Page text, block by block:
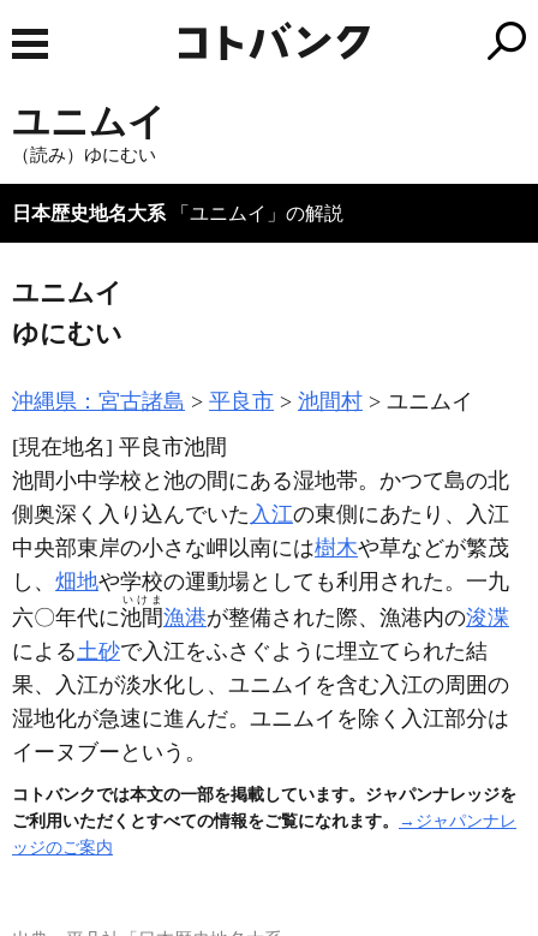
ユニムイ
（読み）ゆにむい
日本歴史地名大系 「ユニムイ」の解説
ユニムイ
ゆにむい
沖縄県：宮古諸島 平良市 池間村
ユニムイ
[現在地名] 平良市池間
池間小中学校と池の間にある湿地帯。かつて島の北
側奥深く入り込んでいた 入江の東側にあたり、入江
中央部東岸の小さな岬以南には樹木や草などが繁茂
し、 畑地や学校の運動場としても利用された。一九
六〇年代に池間
いけま
漁港が整備された際、漁港内の浚渫
による土砂で入江をふさぐように埋立てられた結
果、入江が淡水化し、ユニムイを含む入江の周囲の
湿地化が急速に進んだ。ユニムイを除く入江部分は
イーヌブーという。
コトバンクでは本文の一部を掲載しています。ジャパンナレッジを
ご利用いただくとすべての情報をご覧になれます。
→ジャパンナレ
ッジのご案内